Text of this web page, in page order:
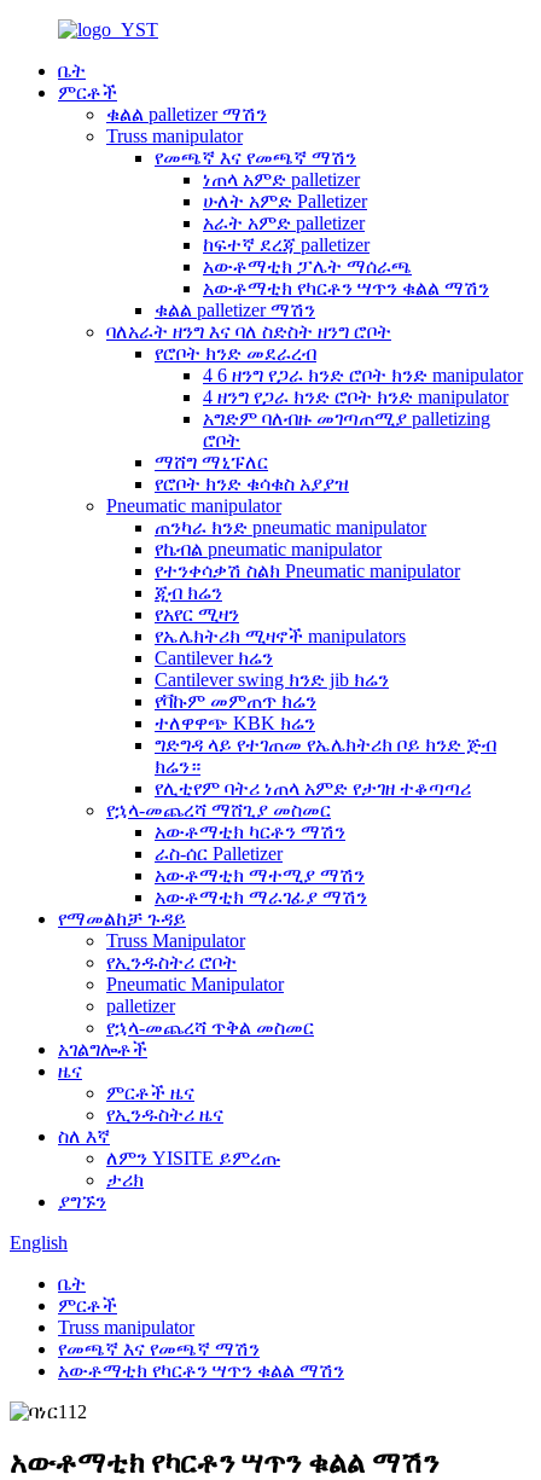
ቤት
ምርቶች
ቁልል palletizer ማሽን
Truss manipulator
የመጫኛ እና የመጫኛ ማሽን
ነጠላ አምድ palletizer
ሁለት አምድ Palletizer
አራት አምድ palletizer
ከፍተኛ ደረጃ palletizer
አውቶማቲክ ፓሌት ማሰራጫ
አውቶማቲክ የካርቶን ሣጥን ቁልል ማሽን
ቁልል palletizer ማሽን
ባለአራት ዘንግ እና ባለ ስድስት ዘንግ ሮቦት
የሮቦት ክንድ መደራረብ
4 6 ዘንግ የጋራ ክንድ ሮቦት ክንድ manipulator
4 ዘንግ የጋራ ክንድ ሮቦት ክንድ manipulator
አግድም ባለብዙ መገጣጠሚያ palletizing
ሮቦት
ማሸግ ማኒፑለር
የሮቦት ክንድ ቁሳቁስ አያያዝ
Pneumatic manipulator
ጠንካራ ክንድ pneumatic manipulator
የኬብል pneumatic manipulator
የተንቀሳቃሽ ስልክ Pneumatic manipulator
ጂብ ክሬን
የአየር ሚዛን
የኤሌክትሪክ ሚዛኖች manipulators
Cantilever ክሬን
Cantilever swing ክንድ jib ክሬን
የቫኩም መምጠጥ ክሬን
ተለዋዋጭ KBK ክሬን
ግድግዳ ላይ የተገጠመ የኤሌክትሪክ ቦይ ክንድ ጅብ
ክሬን።
የሊቲየም ባትሪ ነጠላ አምድ የታገዘ ተቆጣጣሪ
የኋላ-መጨረሻ ማሸጊያ መስመር
አውቶማቲክ ካርቶን ማሽን
ራስ-ሰር Palletizer
አውቶማቲክ ማተሚያ ማሽን
አውቶማቲክ ማራገፊያ ማሽን
የማመልከቻ ጉዳይ
Truss Manipulator
የኢንዱስትሪ ሮቦት
Pneumatic Manipulator
palletizer
የኋላ-መጨረሻ ጥቅል መስመር
አገልግሎቶች
ዜና
ምርቶች ዜና
የኢንዱስትሪ ዜና
ስለ እኛ
ለምን YISITE ይምረጡ
ታሪክ
ያግኙን
English
ቤት
ምርቶች
Truss manipulator
የመጫኛ እና የመጫኛ ማሽን
አውቶማቲክ የካርቶን ሣጥን ቁልል ማሽን
አውቶማቲክ የካርቶን ሣጥን ቁልል ማሽን